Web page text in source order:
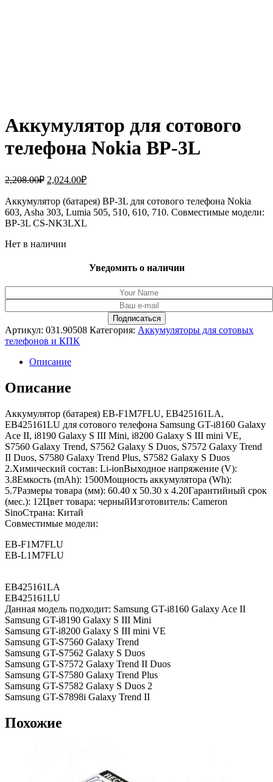
Аккумулятор для сотового
телефона Nokia BP-3L
2,208.00₽ Первоначальная
составляла
2,208.00₽.
2,024.00₽Текущая
2,024.00₽.
Аккумулятор (батарея) BP-3L для сотового телефона Nokia
603, Asha 303, Lumia 505, 510, 610, 710. Совместимые модели:
BP-3L CS-NK3LXL
Нет в наличии
Уведомить о наличии
Артикул: 031.90508 Категория: Аккумуляторы для сотовых
телефонов и КПК
Описание
Описание
Аккумулятор (батарея) EB-F1M7FLU, EB425161LA,
EB425161LU для сотового телефона Samsung GT-i8160 Galaxy
Ace II, i8190 Galaxy S III Mini, i8200 Galaxy S III mini VE,
S7560 Galaxy Trend, S7562 Galaxy S Duos, S7572 Galaxy Trend
II Duos, S7580 Galaxy Trend Plus, S7582 Galaxy S Duos
2.Химический состав: Li-ionВыходное напряжение (V):
3.8Емкость (mAh): 1500Мощность аккумулятора (Wh):
5.7Размеры товара (мм): 60.40 x 50.30 x 4.20Гарантийный срок
(мес.): 12Цвет товара: черныйИзготовитель: Cameron
SinoСтрана: Китай
Совместимые модели:
EB-F1M7FLU
EB-L1M7FLU
EB425161LA
EB425161LU
Данная модель подходит: Samsung GT-i8160 Galaxy Ace II
Samsung GT-i8190 Galaxy S III Mini
Samsung GT-i8200 Galaxy S III mini VE
Samsung GT-S7560 Galaxy Trend
Samsung GT-S7562 Galaxy S Duos
Samsung GT-S7572 Galaxy Trend II Duos
Samsung GT-S7580 Galaxy Trend Plus
Samsung GT-S7582 Galaxy S Duos 2
Samsung GT-S7898i Galaxy Trend II
Похожие